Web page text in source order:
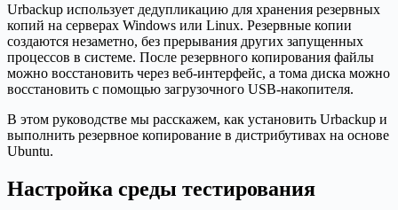
Urbackup использует дедупликацию для хранения резервных
копий на серверах Windows или Linux. Резервные копии
создаются незаметно, без прерывания других запущенных
процессов в системе. После резервного копирования файлы
можно восстановить через веб-интерфейс, а тома диска можно
восстановить с помощью загрузочного USB-накопителя.
В этом руководстве мы расскажем, как установить Urbackup и
выполнить резервное копирование в дистрибутивах на основе
Ubuntu.
Настройка среды тестирования